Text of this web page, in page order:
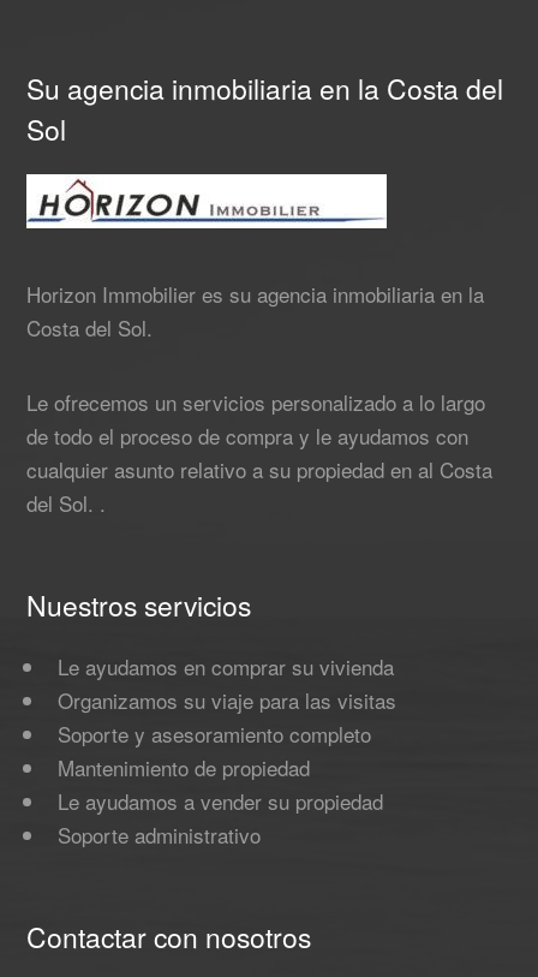
Su agencia inmobiliaria en la Costa del
Sol
Horizon Immobilier es su agencia inmobiliaria en la
Costa del Sol.
Le ofrecemos un servicios personalizado a lo largo
de todo el proceso de compra y le ayudamos con
cualquier asunto relativo a su propiedad en al Costa
del Sol. .
Nuestros servicios
Le ayudamos en comprar su vivienda
Organizamos su viaje para las visitas
Soporte y asesoramiento completo
Mantenimiento de propiedad
Le ayudamos a vender su propiedad
Soporte administrativo
Contactar con nosotros